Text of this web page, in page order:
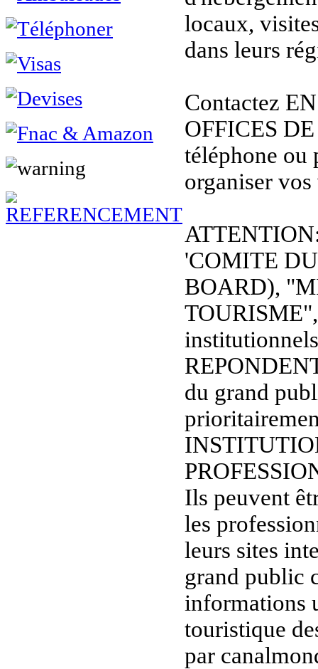
locaux,
dans leurs
Contactez
OFFICES
téléphone ou
organiser
'COMITE
BOARD),
du grand
Ils peuvent
les
leurs sites
grand public
informations
touristique
par